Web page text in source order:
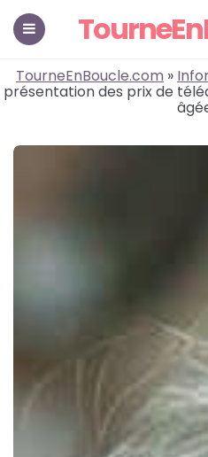
TourneEnBoucle.com »
présentation des prix de